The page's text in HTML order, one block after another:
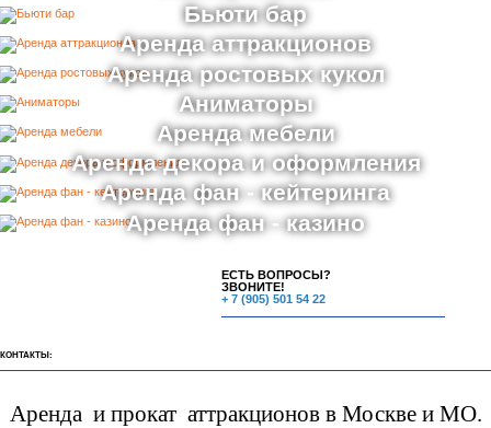
Бьюти бар
Аренда аттракционов
Аренда ростовых кукол
Аниматоры
Аренда мебели
Аренда декора и оформления
Аренда фан - кейтеринга
Аренда фан - казино
ЕСТЬ ВОПРОСЫ?
ЗВОНИТЕ!
+ 7 (905) 501 54 22
КОНТАКТЫ:
Аренда и прокат аттракционов в Москве и МО.